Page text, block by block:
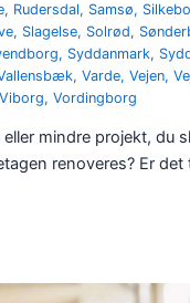
, Rudersdal, Samsø,
, Slagelse, Solrød,
, Syddanmark,
,Varde,Vejen,
Viborg,Vordingborg
mindre projekt, du
renoveres? Er det